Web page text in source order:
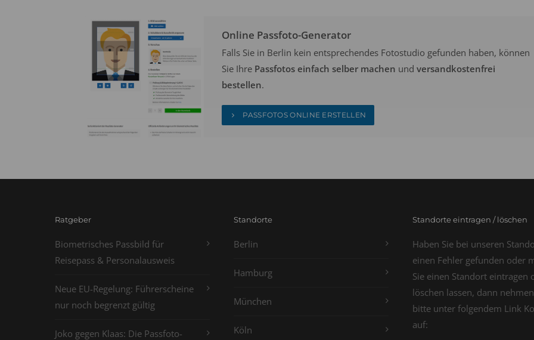
Online Passfoto-Generator
Falls Sie in Berlin kein entsprechendes Fotostudio gefunden haben, können
Sie Ihre Passfotos einfach selber machen und versandkostenfrei
bestellen.
PASSFOTOS ONLINE ERSTELLEN
Ratgeber
Biometrisches Passbild für
Reisepass & Personalausweis
Neue EU-Regelung: Führerscheine
nur noch begrenzt gültig
Joko gegen Klaas: Die Passfoto-
Standorte
Berlin
Hamburg
München
Köln
Standorte eintragen / löschen
Haben Sie bei unseren
einen Fehler gefunden oder
Sie einen Standort eintragen
löschen lassen, dann
bitte unter folgendem Link
auf: